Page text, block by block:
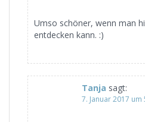
Umso schöner, wenn man
entdecken kann. :)
Tanja sagt:
7. Januar 2017